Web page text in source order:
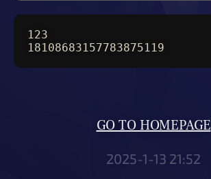
123
18108683157783875119
GO TO HOMEPAGE
2025-1-13 21:52